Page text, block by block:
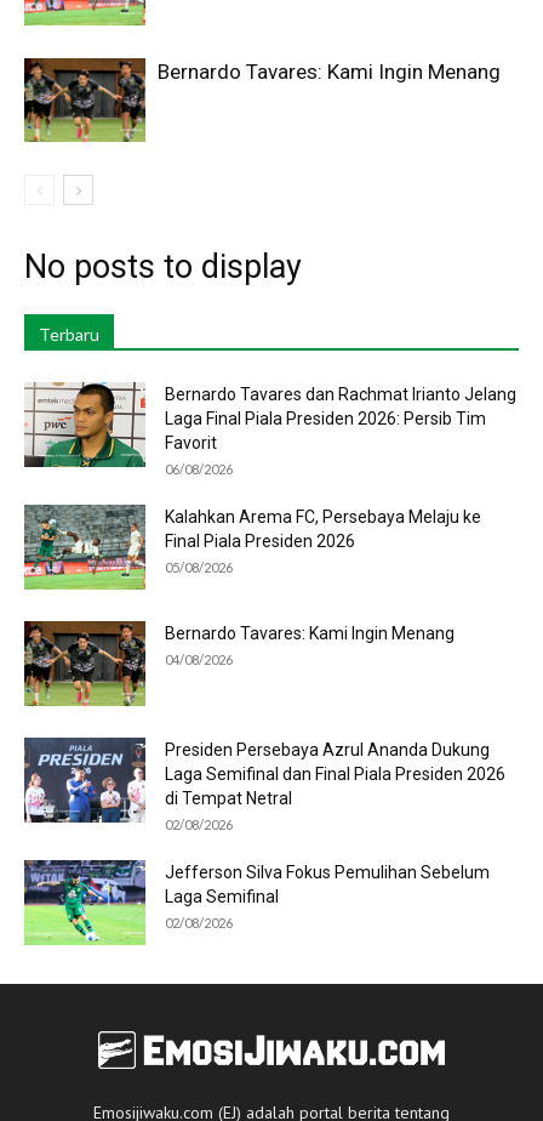
Bernardo Tavares: Kami Ingin Menang
No posts to display
Terbaru
Bernardo Tavares dan Rachmat Irianto Jelang
Laga Final Piala Presiden 2026: Persib Tim
Favorit
06/08/2026
Kalahkan Arema FC, Persebaya Melaju ke
Final Piala Presiden 2026
05/08/2026
Bernardo Tavares: Kami Ingin Menang
04/08/2026
Presiden Persebaya Azrul Ananda Dukung
Laga Semifinal dan Final Piala Presiden 2026
di Tempat Netral
02/08/2026
Jefferson Silva Fokus Pemulihan Sebelum
Laga Semifinal
02/08/2026
Emosijiwaku.com (EJ) adalah portal berita tentang